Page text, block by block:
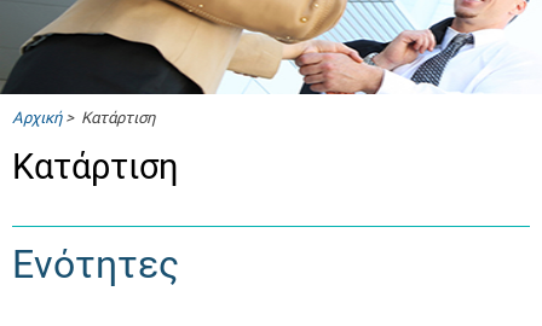
Αρχική> Κατάρτιση
Κατάρτιση
Ενότητες